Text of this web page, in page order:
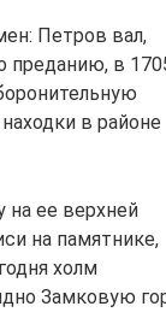
Петров вал,
преданию, в
в районе
на ее верхней
на памятнике,
холм
Замковую